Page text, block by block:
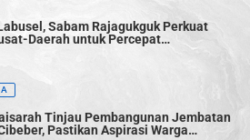
Sabam Rajagukguk Perkuat
Daerah untuk Percepat
Tinjau Pembangunan Jembatan
Pastikan Aspirasi Warga